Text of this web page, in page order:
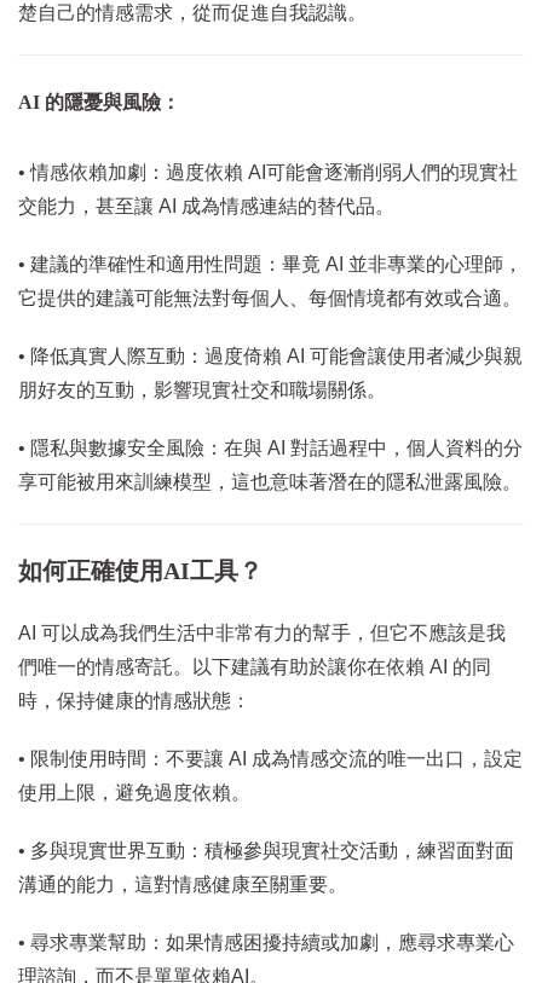
楚自己的情感需求，從而促進自我認識。
AI 的隱憂與風險：
• 情感依賴加劇：過度依賴 AI可能會逐漸削弱人們的現實社
交能力，甚至讓 AI 成為情感連結的替代品。
• 建議的準確性和適用性問題：畢竟 AI 並非專業的心理師，
它提供的建議可能無法對每個人、每個情境都有效或合適。
• 降低真實人際互動：過度倚賴 AI 可能會讓使用者減少與親
朋好友的互動，影響現實社交和職場關係。
• 隱私與數據安全風險：在與 AI 對話過程中，個人資料的分
享可能被用來訓練模型，這也意味著潛在的隱私泄露風險。
如何正確使用AI工具？
AI 可以成為我們生活中非常有力的幫手，但它不應該是我
們唯一的情感寄託。以下建議有助於讓你在依賴 AI 的同
時，保持健康的情感狀態：
• 限制使用時間：不要讓 AI 成為情感交流的唯一出口，設定
使用上限，避免過度依賴。
• 多與現實世界互動：積極參與現實社交活動，練習面對面
溝通的能力，這對情感健康至關重要。
• 尋求專業幫助：如果情感困擾持續或加劇，應尋求專業心
理諮詢，而不是單單依賴AI。